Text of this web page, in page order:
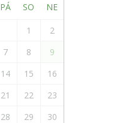
PÁ SO NE
1
2
7 8
9
14 15
16
21 22
23
28 29
30